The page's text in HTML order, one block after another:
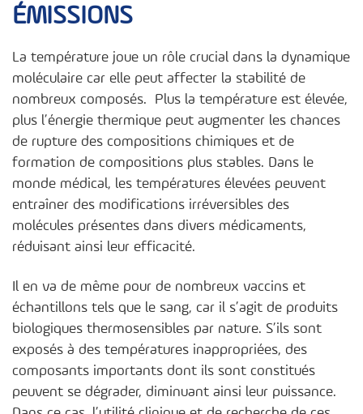
ÉMISSIONS
La température joue un rôle crucial dans la dynamique
moléculaire car elle peut affecter la stabilité de
nombreux composés. Plus la température est élevée,
plus l’énergie thermique peut augmenter les chances
de rupture des compositions chimiques et de
formation de compositions plus stables. Dans le
monde médical, les températures élevées peuvent
entraîner des modifications irréversibles des
molécules présentes dans divers médicaments,
réduisant ainsi leur efficacité.
Il en va de même pour de nombreux vaccins et
échantillons tels que le sang, car il s’agit de produits
biologiques thermosensibles par nature. S’ils sont
exposés à des températures inappropriées, des
composants importants dont ils sont constitués
peuvent se dégrader, diminuant ainsi leur puissance.